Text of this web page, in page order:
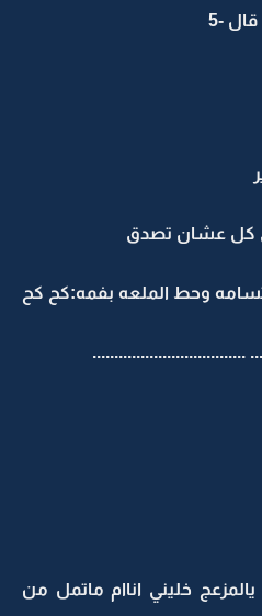
-5
كل عشان تصدق
وحط الملعه بفمه:كح كح
خليني اناام ماتمل من